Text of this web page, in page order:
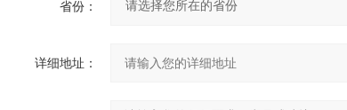
省份：
详细地址：